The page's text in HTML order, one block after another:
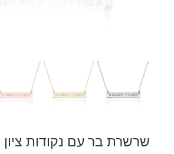
שרשרת בר עם נקודות ציון